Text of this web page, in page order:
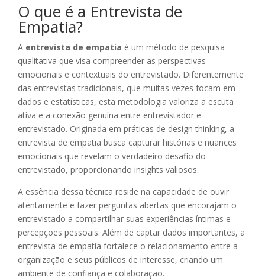
O que é a Entrevista de
Empatia?
A entrevista de empatia é um método de pesquisa
qualitativa que visa compreender as perspectivas
emocionais e contextuais do entrevistado. Diferentemente
das entrevistas tradicionais, que muitas vezes focam em
dados e estatísticas, esta metodologia valoriza a escuta
ativa e a conexão genuína entre entrevistador e
entrevistado. Originada em práticas de design thinking, a
entrevista de empatia busca capturar histórias e nuances
emocionais que revelam o verdadeiro desafio do
entrevistado, proporcionando insights valiosos.
A essência dessa técnica reside na capacidade de ouvir
atentamente e fazer perguntas abertas que encorajam o
entrevistado a compartilhar suas experiências íntimas e
percepções pessoais. Além de captar dados importantes, a
entrevista de empatia fortalece o relacionamento entre a
organização e seus públicos de interesse, criando um
ambiente de confiança e colaboração.